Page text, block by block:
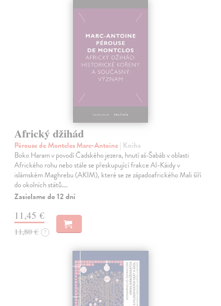
Africký džihád
Pérouse de Montclos Marc-Antoine | Kniha
Boko Haram v povodí Čadského jezera, hnutí aš-Šabáb v oblasti
Afrického rohu nebo stále se přeskupující frakce Al-Káidy v
islámském Maghrebu (AKIM), které se ze západoafrického Mali šíří
do okolních států.…
Zasielame do 12 dní
11,45 €
11,80 € ?